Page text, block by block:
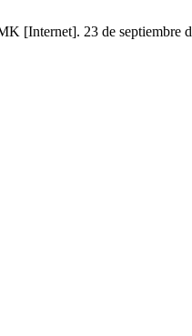
[Internet]. 23 de